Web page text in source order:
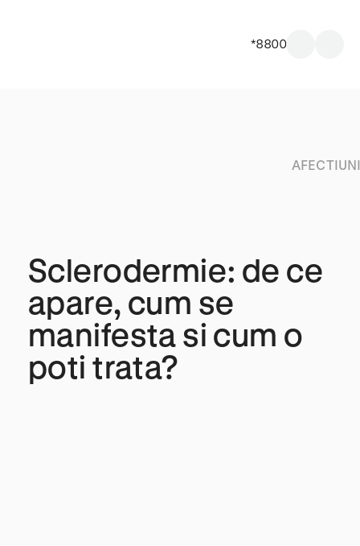
*8800
Sclerodermie: de ce
apare, cum se
manifesta si cum o
poti trata?